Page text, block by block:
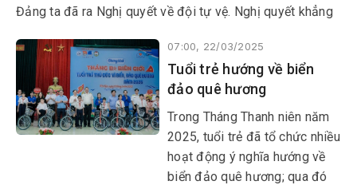
Đảng ta đã ra Nghị quyết về đội tự vệ. Nghị quyết khẳng
lợi để sau này tổ chức du kích chiến tranh và vũ trang
bạo động”.
07:00, 22/03/2025
Tuổi trẻ hướng về biển
đảo quê hương
Trong Tháng Thanh niên năm
2025, tuổi trẻ đã tổ chức nhiều
hoạt động ý nghĩa hướng về
biển đảo quê hương; qua đó